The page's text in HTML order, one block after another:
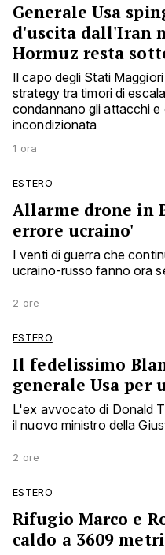
Generale Usa
d'uscita dall'Iran
Hormuz resta
Il capo degli Stati
strategy tra timori di
condannano gli attacchi e
incondizionata
1 ora
ESTERO
Allarme drone in
errore ucraino'
I venti di guerra che
ucraino-russo fanno ora
2 ore
ESTERO
Il fedelissimo
generale Usa per
L'ex avvocato di Donald
il nuovo ministro della
2 ore
ESTERO
Rifugio Marco e
caldo a 3609